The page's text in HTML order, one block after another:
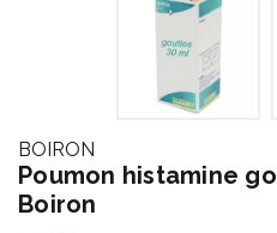
BOIRON
Poumon histamine
Boiron